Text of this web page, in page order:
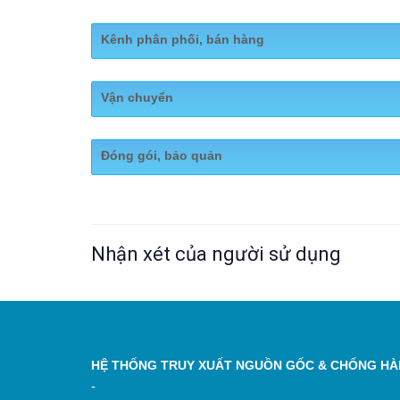
Kênh phân phối, bán hàng
Website: https://www.vimoximex.com/
Vận chuyển
Nhập khẩu trực tiếp từ Pháp - Công Ty Cổ Phần
hoa nhập khẩu EMMANUELLE JANE PARIS (Made in
Đóng gói, bảo quản
Nhận xét của người sử dụng
HỆ THỐNG TRUY XUẤT NGUỒN GỐC & CHỐNG
-